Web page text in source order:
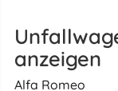
anzeigen
Alfa Romeo